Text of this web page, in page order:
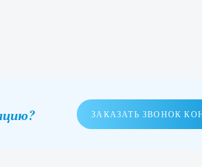
ЗАКАЗАТЬ ЗВОНОК